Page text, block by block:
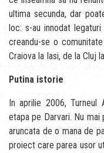
ultima secunda, dar
loc: s-au innodat
creandu-se o
Craiova la Iasi, de la Cluj
Putina istorie
In aprilie 2006,
etapa pe Darvari. Nu
aruncata de o mana de
proiect care parea usor